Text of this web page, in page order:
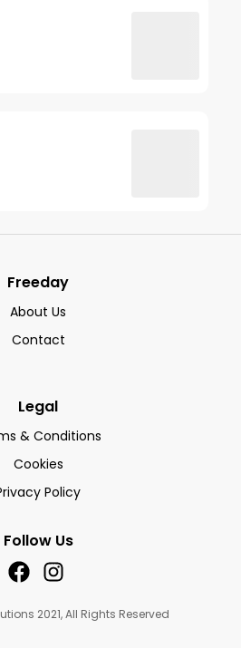
Freeday
About Us
Contact
Legal
& Conditions
Cookies
Policy
Follow Us
2021, All Rights Reserved